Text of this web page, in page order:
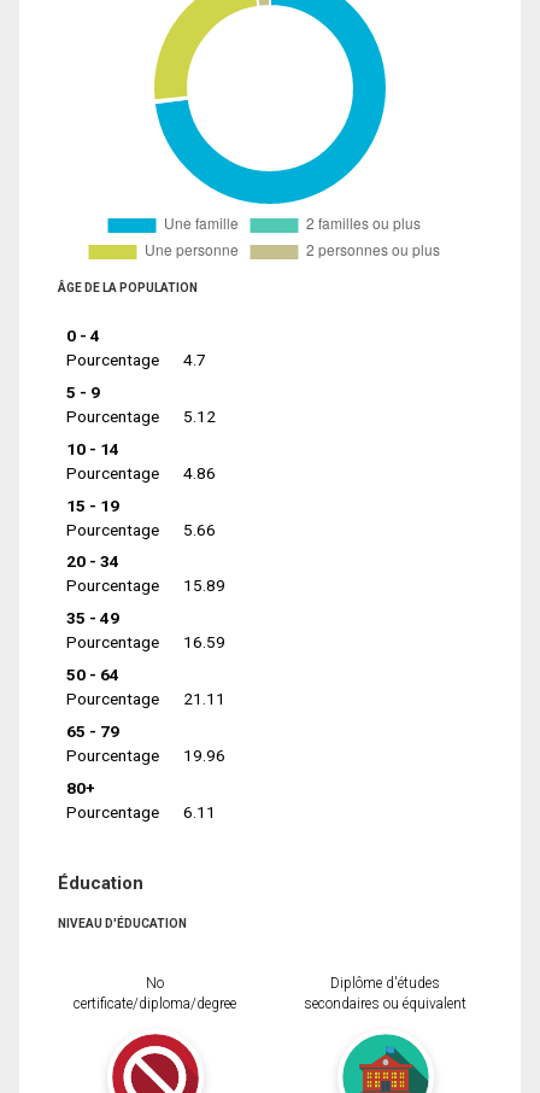
ÂGE DE LA POPULATION
0 - 4
Pourcentage
4.7
5 - 9
Pourcentage
5.12
10 - 14
Pourcentage
4.86
15 - 19
Pourcentage
5.66
20 - 34
Pourcentage
15.89
35 - 49
Pourcentage
16.59
50 - 64
Pourcentage
21.11
65 - 79
Pourcentage
19.96
80+
Pourcentage
6.11
Éducation
NIVEAU D'ÉDUCATION
No
certificate/diploma/degree
Diplôme d'études
secondaires ou équivalent